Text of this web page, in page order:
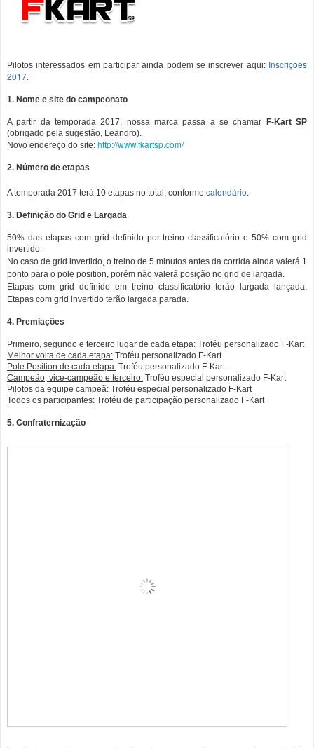
Pilotos interessados em participar ainda podem se inscrever aqui: Inscrições
2017.
1. Nome e site do campeonato
A partir da temporada 2017, nossa marca passa a se chamar
F-Kart SP
(obrigado pela sugestão, Leandro).
Novo endereço do site: http://www.fkartsp.com/
2. Número de etapas
A temporada 2017 terá 10 etapas no total, conforme calendário.
3. Definição do Grid e Largada
50% das etapas com grid definido por treino classificatório e 50% com grid
invertido.
No caso de grid invertido, o treino de 5 minutos antes da corrida ainda valerá 1
ponto para o pole position, porém não valerá posição no grid de largada.
Etapas com grid definido em treino classificatório terão largada lançada.
Etapas com grid invertido terão largada parada.
4. Premiações
Primeiro, segundo e terceiro lugar de cada etapa: Troféu personalizado F-Kart
Melhor volta de cada etapa: Troféu personalizado F-Kart
Pole Position de cada etapa: Troféu personalizado F-Kart
Campeão, vice-campeão e terceiro: Troféu especial personalizado F-Kart
Pilotos da equipe campeã: Troféu especial personalizado F-Kart
Todos os participantes: Troféu de participação personalizado F-Kart
5. Confraternização